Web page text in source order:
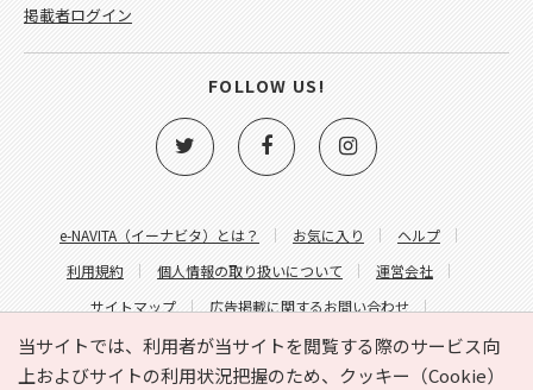
当サイトでは、利用者が当サイトを閲覧する際のサービス向
上およびサイトの利用状況把握のため、クッキー（Cookie）
e-NAVITA（イーナビタ）とは？ お気に入り
ヘルプ
利用規約
個人情報の取り扱いについて
運営会社
サイトマップ
広告掲載に関するお問い合わせ
サイトの内容に関するお問い合わせ
掲載者ログイン
FOLLOW US!